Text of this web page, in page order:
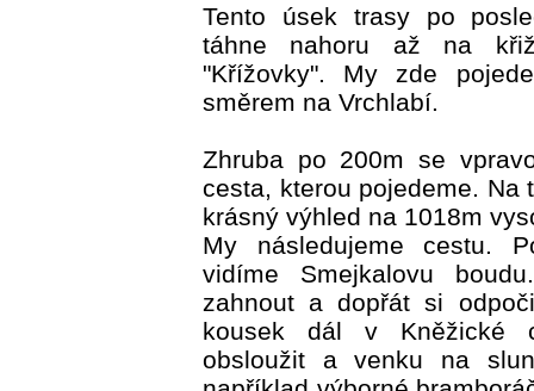
Tento úsek trasy po
táhne nahoru až na
"Křížovky". My zde
směrem na Vrchlabí.
Zhruba po 200m se
cesta, kterou pojedeme. Na
krásný výhled na 1018m
My následujeme cestu.
vidíme Smejkalovu
zahnout a dopřát si
kousek dál v Kněžické
obsloužit a venku na